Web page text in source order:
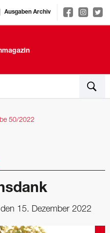
Ausgaben Archiv
50/2022
15. Dezember 2022